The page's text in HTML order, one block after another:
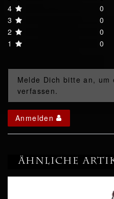
4
0
3
0
2
0
1
0
Melde Dich bitte an, um
verfassen.
Anmelden
Ähnliche